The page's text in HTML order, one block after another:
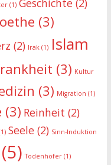
(1) Geschichte(2)
(3)
(2) Irak(1) Islam
(3) Kultur
(3) Migration (1)
(3) Reinheit (2)
Seele(2) Sinn-Induktion
(5) Todenhöfer(1)